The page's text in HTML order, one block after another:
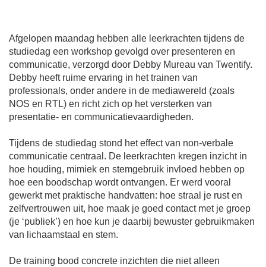
Afgelopen maandag hebben alle leerkrachten tijdens de
studiedag een workshop gevolgd over presenteren en
communicatie, verzorgd door Debby Mureau van Twentify.
Debby heeft ruime ervaring in het trainen van
professionals, onder andere in de mediawereld (zoals
NOS en RTL) en richt zich op het versterken van
presentatie- en communicatievaardigheden.
Tijdens de studiedag stond het effect van non-verbale
communicatie centraal. De leerkrachten kregen inzicht in
hoe houding, mimiek en stemgebruik invloed hebben op
hoe een boodschap wordt ontvangen. Er werd vooral
gewerkt met praktische handvatten: hoe straal je rust en
zelfvertrouwen uit, hoe maak je goed contact met je groep
(je ‘publiek’) en hoe kun je daarbij bewuster gebruikmaken
van lichaamstaal en stem.
De training bood concrete inzichten die niet alleen